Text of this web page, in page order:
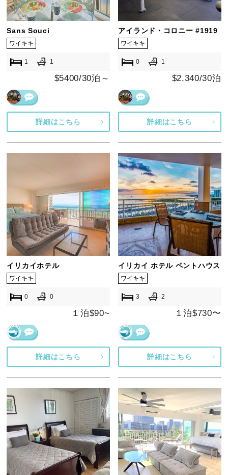
Sans Souci
ワイキキ
1 1
$5400/30泊～
詳細はこちら
アイランド・コロニー #1919
ワイキキ
0 1
$2,340/30泊
詳細はこちら
イリカイホテル
ワイキキ
0 0
１泊$90~
詳細はこちら
イリカイ ホテル ペントハウス
ワイキキ
3 2
１泊$730〜
詳細はこちら